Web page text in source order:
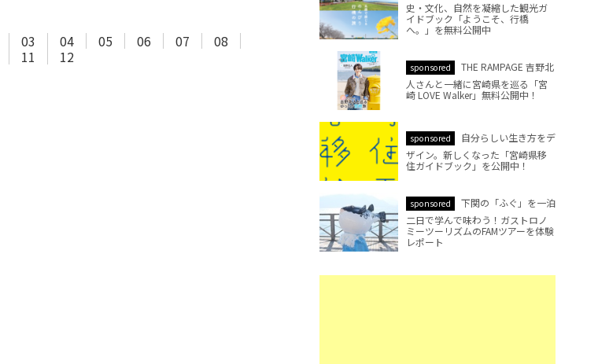
03 04 05 06 07
08
11 12
史・文化、自然を凝縮した観光ガ
イドブック「ようこそ、行橋
へ。」を無料公開中
sponsored
THE RAMPAGE 吉野北
人さんと一緒に宮崎県を巡る「宮
崎 LOVE Walker」無料公開中！
sponsored
自分らしい生き方をデ
ザイン。新しくなった「宮崎県移
住ガイドブック」を公開中！
sponsored
下関の「ふぐ」を一泊
二日で学んで味わう！ガストロノ
ミーツーリズムのFAMツアーを体験
レポート